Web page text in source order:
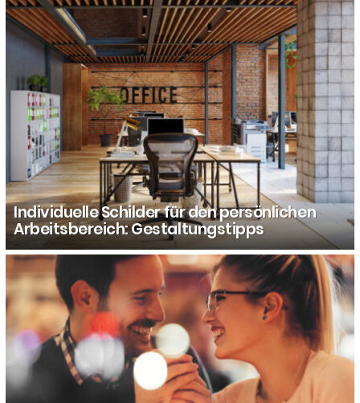
Individuelle Schilder für den persönlichen
Arbeitsbereich: Gestaltungstipps